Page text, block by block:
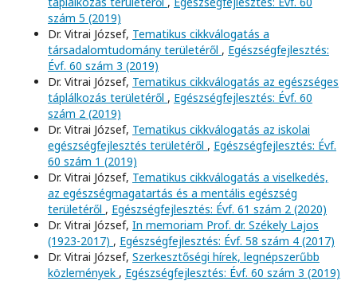
szám 5 (2019)
Dr. Vitrai József, Tematikus cikkválogatás a
társadalomtudomány területéről , Egészségfejlesztés:
Évf. 60 szám 3 (2019)
Dr. Vitrai József, Tematikus cikkválogatás az egészséges
táplálkozás területéről , Egészségfejlesztés: Évf. 60
szám 2 (2019)
Dr. Vitrai József, Tematikus cikkválogatás az iskolai
egészségfejlesztés területéről , Egészségfejlesztés: Évf.
60 szám 1 (2019)
Dr. Vitrai József, Tematikus cikkválogatás a viselkedés,
az egészségmagatartás és a mentális egészség
területéről , Egészségfejlesztés: Évf. 61 szám 2 (2020)
Dr. Vitrai József, In memoriam Prof. dr. Székely Lajos
(1923-2017) , Egészségfejlesztés: Évf. 58 szám 4 (2017)
Dr. Vitrai József, Szerkesztőségi hírek, legnépszerűbb
közlemények , Egészségfejlesztés: Évf. 60 szám 3 (2019)